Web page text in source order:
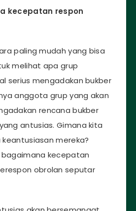
kecepatan respon
paling mudah yang bisa
melihat apa grup
serius mengadakan bukber
anggota grup yang akan
rencana bukber
antusias. Gimana kita
mereka?
kecepatan
obrolan seputar